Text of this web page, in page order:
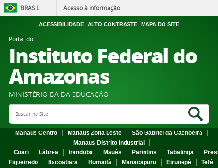
BRASIL Acesso à informação
ACESSIBILIDADE ALTO CONTRASTE MAPA DO SITE
Portal do
Instituto Federal do
Amazonas
MINISTÉRIO DA DA EDUCAÇÃO
Search Site
Manaus Centro Manaus Zona Leste
São Gabriel da Cachoeira
Manaus Distrito Industrial
Coari
Lábrea Iranduba Maués Parintins Tabatinga
Figueiredo
Itacoatiara Humaitá Manacapuru Eirunepé
Tefé